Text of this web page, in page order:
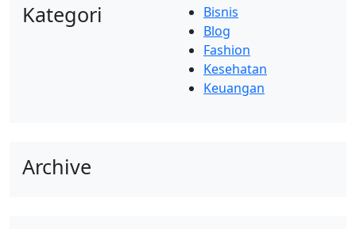
Kategori
Bisnis
Blog
Fashion
Kesehatan
Keuangan
Archive